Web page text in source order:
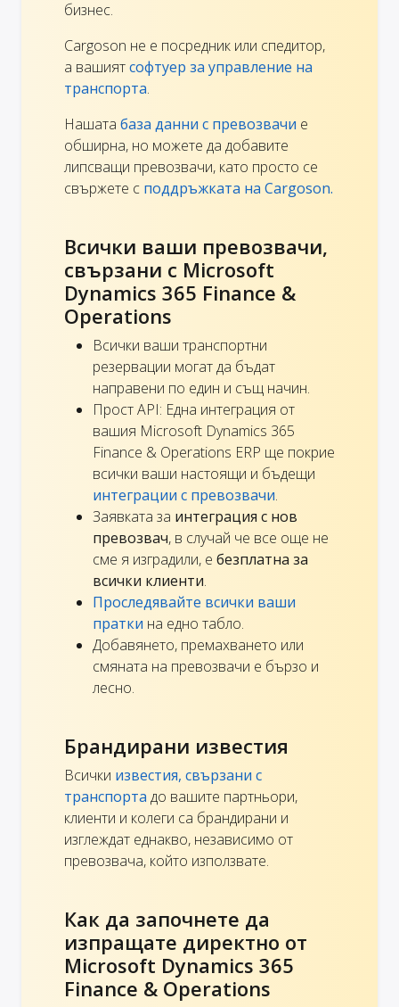
бизнес.
Cargoson не е посредник или спедитор,
а вашиятсофтуер за управление на
транспорта.
Нашата база данни с превозвачи е
обширна, но можете да добавите
липсващи превозвачи, като просто се
свържете с поддръжката на Cargoson.
Всички ваши превозвачи,
свързани с Microsoft
Dynamics 365 Finance &
Operations
Всички ваши транспортни
резервации могат да бъдат
направени по един и същ начин.
Прост API: Една интеграция от
вашия Microsoft Dynamics 365
Finance & Operations ERP ще покрие
всички ваши настоящи и бъдещи
интеграции с превозвачи.
Заявката за интеграция с нов
превозвач, в случай че все още не
сме я изградили, е безплатна за
всички клиенти.
Проследявайте всички ваши
пратки на едно табло.
Добавянето, премахването или
смяната на превозвачи е бързо и
лесно.
Брандирани известия
Всички известия, свързани с
транспорта до вашите партньори,
клиенти и колеги са брандирани и
изглеждат еднакво, независимо от
превозвача, който използвате.
Как да започнете да
изпращате директно от
Microsoft Dynamics 365
Finance & Operations